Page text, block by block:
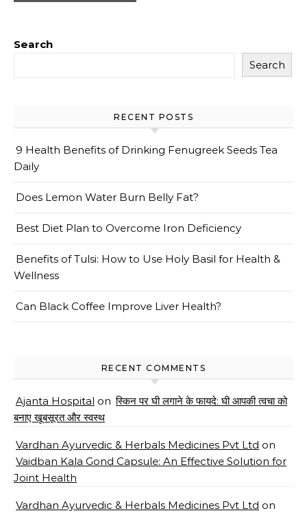
Search
Search
RECENT POSTS
9 Health Benefits of Drinking Fenugreek Seeds Tea
Daily
Does Lemon Water Burn Belly Fat?
Best Diet Plan to Overcome Iron Deficiency
Benefits of Tulsi: How to Use Holy Basil for Health &
Wellness
Can Black Coffee Improve Liver Health?
RECENT COMMENTS
Ajanta Hospital on स्किन पर घी लगाने के फायदे: घी आपकी त्वचा को
बनाए खूबसूरत और स्वस्थ
Vardhan Ayurvedic & Herbals Medicines Pvt Ltd on
Vaidban Kala Gond Capsule: An Effective Solution for
Joint Health
Vardhan Ayurvedic & Herbals Medicines Pvt Ltd on